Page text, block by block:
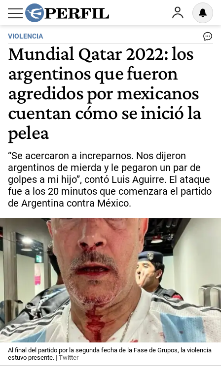
VIOLENCIA
Mundial Qatar 2022: los
argentinos que fueron
agredidos por mexicanos
cuentan cómo se inició la
pelea
“Se acercaron a increparnos. Nos dijeron
argentinos de mierda y le pegaron un par de
golpes a mi hijo”, contó Luis Aguirre. El ataque
fue a los 20 minutos que comenzara el partido
de Argentina contra México.
Al final del partido por la segunda fecha de la Fase de Grupos, la violencia
estuvo presente. | Twitter